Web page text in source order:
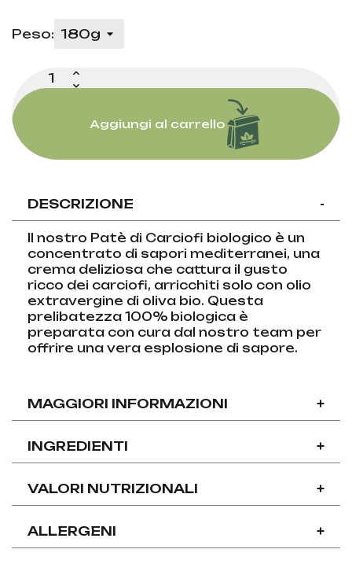
Peso:
Aggiungi al carrello
DESCRIZIONE -
Il nostro Patè di Carciofi biologico è un
concentrato di sapori mediterranei, una
crema deliziosa che cattura il gusto
ricco dei carciofi, arricchiti solo con olio
extravergine di oliva bio. Questa
prelibatezza 100% biologica è
preparata con cura dal nostro team per
offrire una vera esplosione di sapore.
MAGGIORI INFORMAZIONI +
INGREDIENTI +
VALORI NUTRIZIONALI +
ALLERGENI +